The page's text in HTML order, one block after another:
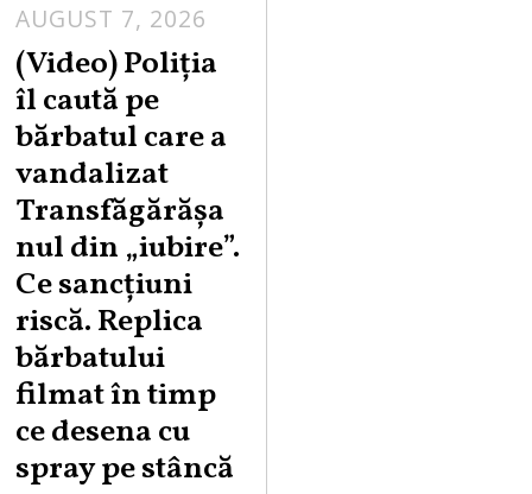
AUGUST 7, 2026
U
G
S
7
,
(Video) Poliția
îl caută pe
bărbatul care a
vandalizat
Transfăgărășa
nul din „iubire”.
Ce sancțiuni
riscă. Replica
bărbatului
filmat în timp
ce desena cu
spray pe stâncă